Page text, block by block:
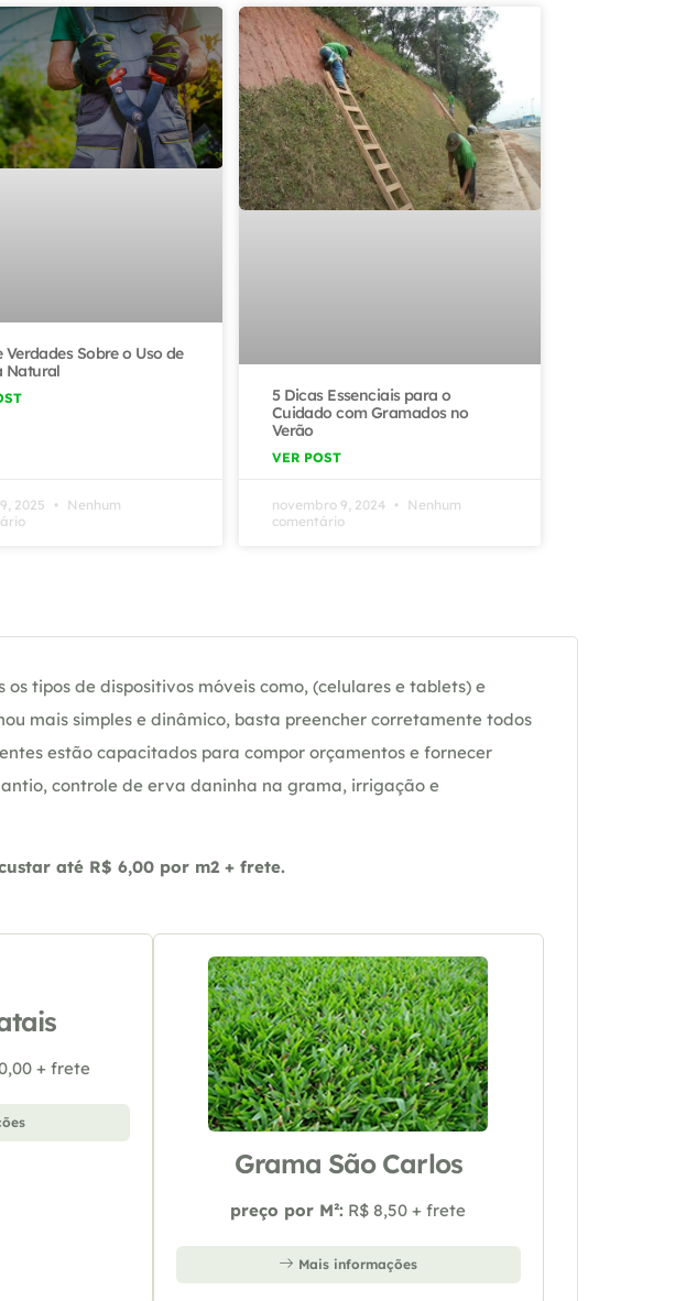
Verdades Sobre o Uso de
Natural
2025
Nenhum
5 Dicas Essenciais para o
Cuidado com Gramados no
Verão
VER POST
novembro 9, 2024
Nenhum
comentário
tipos de dispositivos móveis como, (celulares e tablets) e
mais simples e dinâmico, basta preencher corretamente todos
estão capacitados para compor orçamentos e fornecer
controle de erva daninha na grama, irrigação e
até R$ 6,00 por m2 + frete.
+ frete
Grama São Carlos
preço por M²: R$ 8,50 + frete
Mais informações